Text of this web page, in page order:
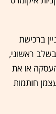
ברכישת
ראשוני,
העסקה או את
חותמות